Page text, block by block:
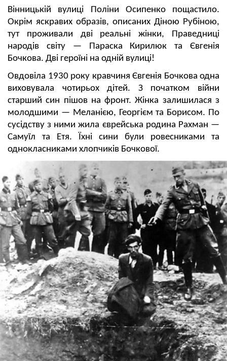
Вінницькій вулиці Поліни Осипенко пощастило.
Окрім яскравих образів, описаних Діною Рубіною,
тут проживали дві реальні жінки, Праведниці
народів світу — Параска Кирилюк та Євгенія
Бочкова. Дві героїні на одній вулиці!
Овдовіла 1930 року кравчиня Євгенія Бочкова одна
виховувала чотирьох дітей. З початком війни
старший син пішов на фронт. Жінка залишилася з
молодшими — Меланією, Георгієм та Борисом. По
сусідству з ними жила єврейська родина Рахман —
Самуїл та Етя. Їхні сини були ровесниками та
однокласниками хлопчиків Бочкової.